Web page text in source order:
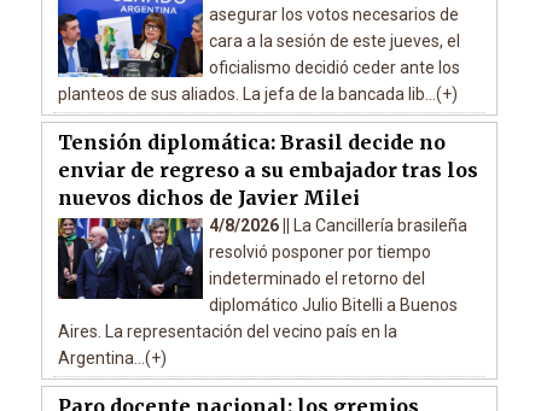
asegurar los votos necesarios de
cara a la sesión de este jueves, el
oficialismo decidió ceder ante los
planteos de sus aliados. La jefa de la bancada lib...(+)
Tensión diplomática: Brasil decide no
enviar de regreso a su embajador tras los
nuevos dichos de Javier Milei
4/8/2026 ||
La Cancillería brasileña
resolvió posponer por tiempo
indeterminado el retorno del
diplomático Julio Bitelli a Buenos
Aires. La representación del vecino país en la
Argentina...(+)